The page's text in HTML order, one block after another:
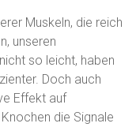
Muskeln, die reich
unseren
so leicht, haben
Doch auch
Effekt auf
die Signale